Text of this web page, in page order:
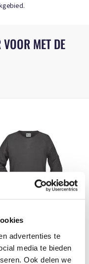
advertenties te
media te bieden
Ook delen we
MET DE
1816076